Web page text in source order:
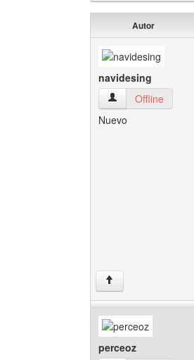
Autor
navidesing
navidesing Ver
Offline
Nuevo
↑
perceoz